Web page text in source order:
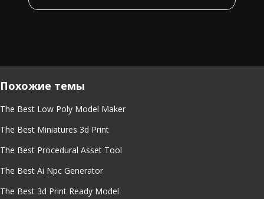
Похожие темы
The Best Low Poly Model Maker
The Best Miniatures 3d Print
The Best Procedural Asset Tool
The Best Ai Npc Generator
The Best 3d Print Ready Model